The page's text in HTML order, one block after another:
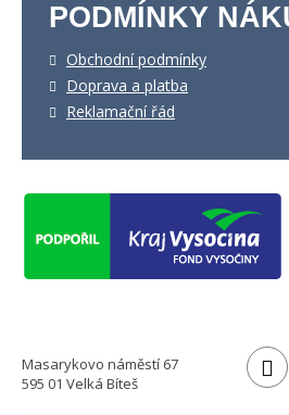
PODMÍNKY
Obchodní podmínky
Doprava a platba
Reklamační řád
Masarykovo náměstí 67
595 01 Velká Bíteš